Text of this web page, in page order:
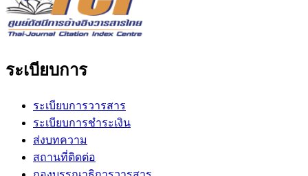
ระเบียบการ
ระเบียบการวารสาร
ระเบียบการชำระเงิน
ส่งบทความ
สถานที่ติดต่อ